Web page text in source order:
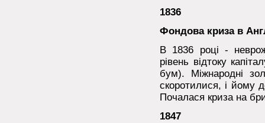
1836
Фондова криза в
В 1836 році -
рівень відтоку
бум). Міжнародні
скоротилися, і йому
Почалася криза на
1847